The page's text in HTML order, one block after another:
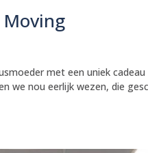
met een uniek cadeau
we nou eerlijk wezen, die